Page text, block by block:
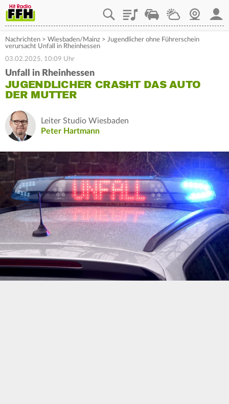
PlaylistStaupilotWetterWebcam
Nachrichten > Wiesbaden/Mainz > Jugendlicher ohne Führerschein
verursacht Unfall in Rheinhessen
03.02.2025, 10:09 Uhr
Unfall in Rheinhessen
JUGENDLICHER CRASHT DAS AUTO
DER MUTTER
Leiter Studio Wiesbaden
Peter Hartmann